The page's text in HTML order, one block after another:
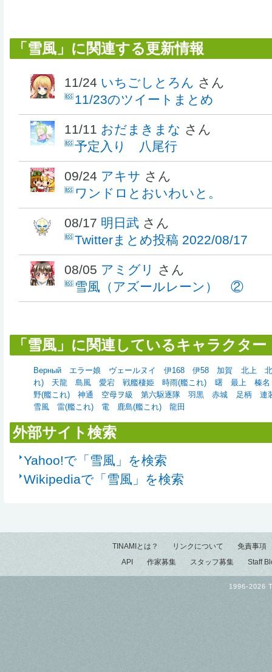
「雪風」に関連する更新情報
11/24 いちごしとろん さん
11/23のツイートまとめ
11/11 おだまきまな さん
予定入り 八尾行
09/24 アキサ さん
ワンドロとおいわいと。
08/17 明日武 さん
Twitterまとめ投稿 2022/08/17
08/05 アミグリ
さん
雪風（アズールレーン） ②
「雪風」に関連しているキャラクター
Верный エラー娘 ヴェールヌイ 伊168 伊58 加賀 北上
れ)
天龍 島風 愛宕 戦艦棲姫 時雨(艦これ) 曙 最上
榛名
野(艦これ)
神通 空母ヲ級 第六駆逐隊 羽黒 赤城 足柄
連
雪風
雷(艦これ) 電 鹿島(艦これ) 龍田
外部サイト検索
Yahoo!で「雪風」を検索
Wikipediaで「雪風」を検索
TINAMIとは？ リンクについて
免責事項
API
作家募集 スタッフ募集 Staff
1996-2026